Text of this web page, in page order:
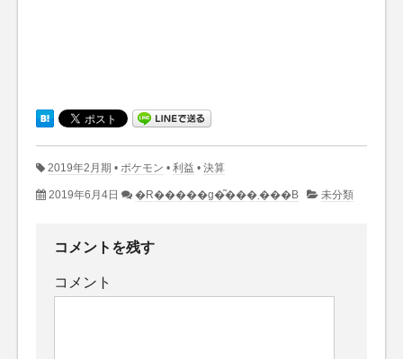
2019年2月期 • ポケモン • 利益 • 決算
2019年6月4日 �R�����g�͂���܂���B 未分類
コメントを残す
コメント